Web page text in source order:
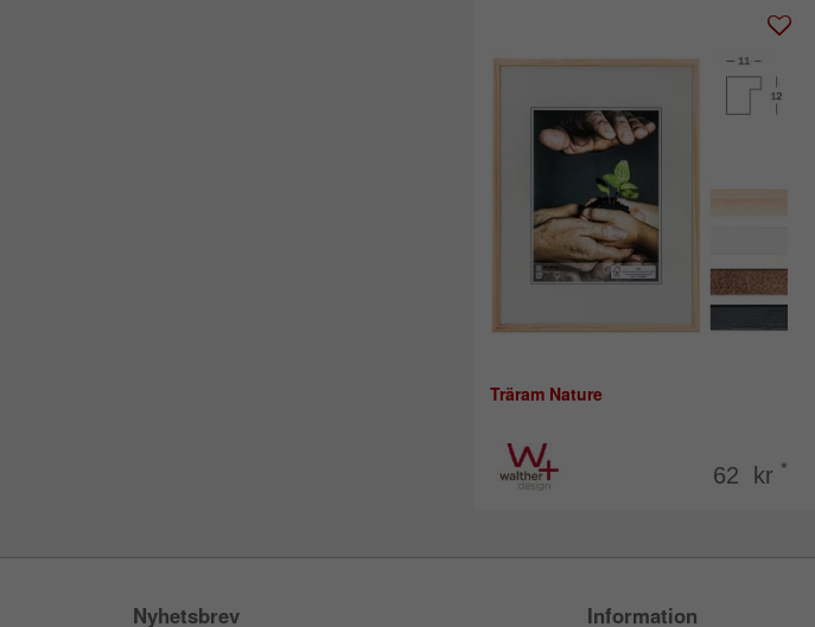
Träram Nature
62 kr *
Nyhetsbrev Information